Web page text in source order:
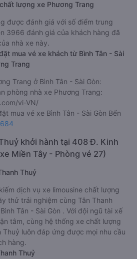
lượng xe Phương Trang
được đánh giá với số điểm trung
3966 đánh giá của khách hàng đã
nhà xe này.
mua vé xe khách từ Bình Tân - Sài
Trang
Trang ở Bình Tân - Sài Gòn:
phòng nhà xe Phương Trang:
vi-VN/
mua vé xe Bình Tân - Sài Gòn Bến
khởi hành tại 408 Đ. Kinh
Miền Tây - Phòng vé 27)
Thuỷ
dịch vụ xe limousine chất lượng
thử trải nghiệm cùng Tân Thanh
Tân - Sài Gòn . Với đội ngũ tài xế
tâm, cùng hệ thống xe chất lượng
Thuỷ luôn đáp ứng được mọi nhu cầu
hàng.
Thuỷ